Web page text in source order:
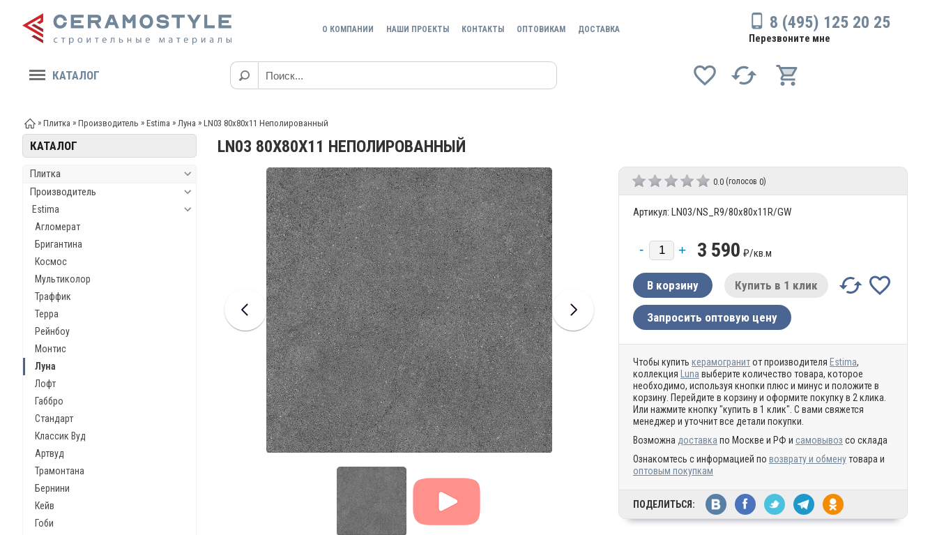
О КОМПАНИИ НАШИ ПРОЕКТЫ КОНТАКТЫ ОПТОВИКАМ ДОСТАВКА 8 (495) 125 20 25
Перезвоните мне
КАТАЛОГ
» Плитка » Производитель » Estima » Луна » LN03 80x80x11 Неполированный
КАТАЛОГ
Плитка
Производитель
Estima
Агломерат
Бригантина
Космос
Мультиколор
Траффик
Терра
Рейнбоу
Монтис
Луна
Лофт
Габбро
Стандарт
Классик Вуд
Артвуд
Трамонтана
Бернини
Кейв
Гоби
LN03 80X80X11 НЕПОЛИРОВАННЫЙ
0.0 (голосов 0)
Артикул: LN03/NS_R9/80x80x11R/GW
3 590 ₽/кв.м
Купить в 1 клик
Запросить оптовую цену
Чтобы купить керамогранитот производителя Estima,
коллекция
Luna выберите количество товара, которое
необходимо, используя кнопки плюс и минус и положите в
корзину. Перейдите в корзину и оформите покупку в 2 клика.
Или нажмите кнопку "купить в 1 клик". С вами свяжется
менеджер и уточнит все детали покупки.
Возможна доставка по Москве и РФ и самовывоз со склада
Ознакомтесь с информацией по возврату и обменутовара и
оптовым покупкам
ПОДЕЛИТЬСЯ: